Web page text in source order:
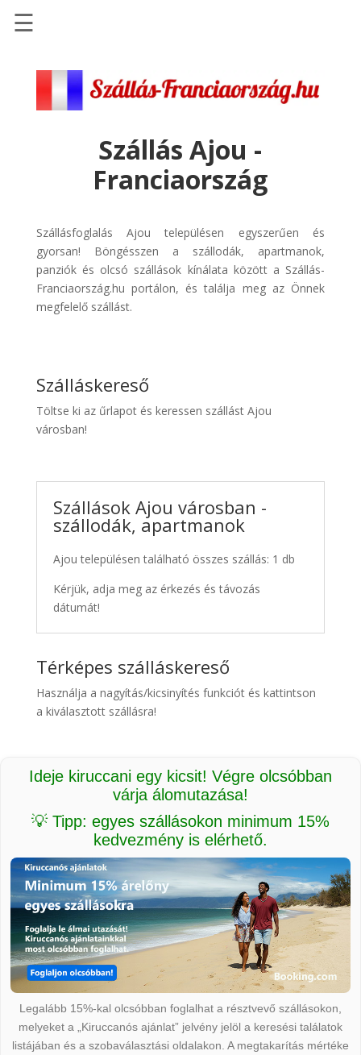
Szállások
Repülőjegy
pénzvisszatérítéssel
Discover
Cars
Transzfer
☰
Szállás Ajou -
Franciaország
Szállásfoglalás Ajou településen egyszerűen és
gyorsan! Böngésszen a szállodák, apartmanok,
panziók és olcsó szállások kínálata között a Szállás-
Franciaország.hu portálon, és találja meg az Önnek
megfelelő szállást.
Szálláskereső
Töltse ki az űrlapot és keressen szállást Ajou
városban!
Szállások Ajou városban -
szállodák, apartmanok
Ajou településen található összes szállás: 1 db
Kérjük, adja meg az érkezés és távozás
dátumát!
Térképes szálláskereső
Használja a nagyítás/kicsinyítés funkciót és kattintson
a kiválasztott szállásra!
Ideje kiruccani egy kicsit! Végre olcsóbban
várja álomutazása!
💡 Tipp: egyes szállásokon minimum 15%
kedvezmény is elérhető.
Legalább 15%-kal olcsóbban foglalhat a résztvevő szállásokon,
melyeket a „Kiruccanós ajánlat” jelvény jelöl a keresési találatok
listájában és a szobaválasztási oldalakon. A megtakarítás mértéke